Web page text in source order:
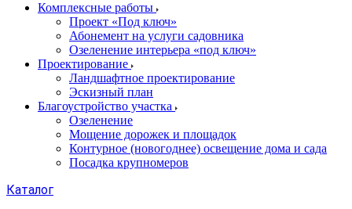
Комплексные работы
Проект «Под ключ»
Абонемент на услуги садовника
Озеленение интерьера «под ключ»
Проектирование
Ландшафтное проектирование
Эскизный план
Благоустройство участка
Озеленение
Мощение дорожек и площадок
Контурное (новогоднее) освещение дома и сада
Посадка крупномеров
Каталог